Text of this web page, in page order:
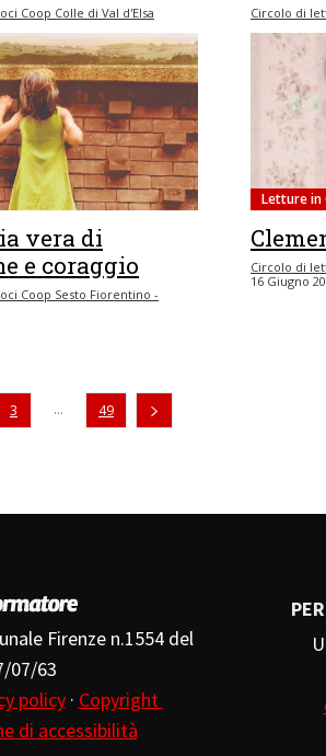
Coop Colle di Val d'Elsa
Circolo di
vera di
e coraggio
Coop Sesto Fiorentino -
Letture in
Circolo di
16 Giugno
3 ... 49
Firenze n.1554 del
07/63
policy· Copyright
di accessibilità